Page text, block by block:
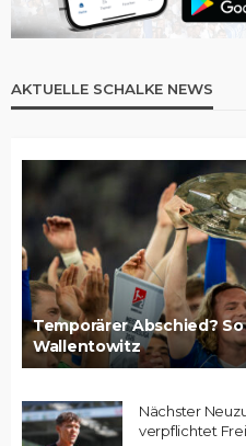
AKTUELLE SCHALKE NEWS
Temporärer Abschied?
Wallentowitz
Nächster
verpflichtet